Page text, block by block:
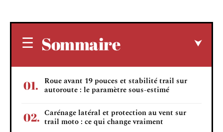
Sommaire
Roue avant 19 pouces et stabilité trail sur
autoroute : le paramètre sous-estimé
Carénage latéral et protection au vent sur
trail moto : ce qui change vraiment